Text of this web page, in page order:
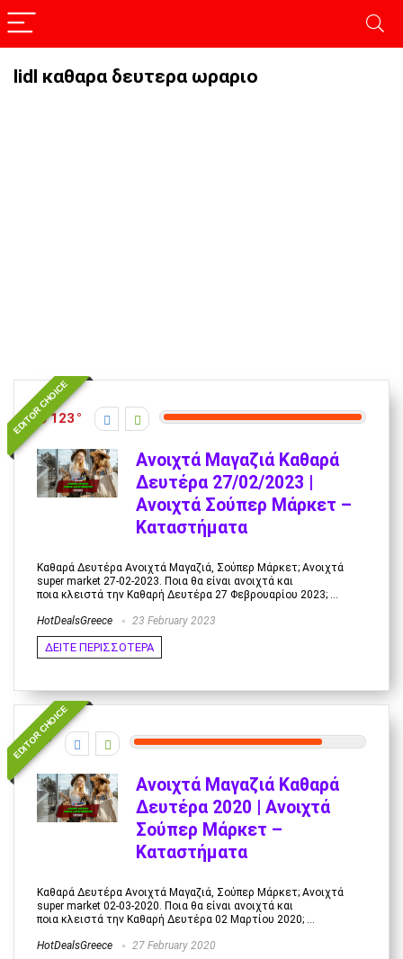
lidl καθαρα δευτερα ωραριο
EDITOR CHOICE
123
Ανοιχτά Μαγαζιά Καθαρά
Δευτέρα 27/02/2023 |
Ανοιχτά Σούπερ Μάρκετ –
Καταστήματα
Καθαρά Δευτέρα Ανοιχτά Μαγαζιά, Σούπερ Μάρκετ; Ανοιχτά
super market 27-02-2023. Ποια θα είναι ανοιχτά και
ποια κλειστά την Καθαρή Δευτέρα 27 Φεβρουαρίου 2023; ...
HotDealsGreece 23 February 2023
ΔΕΙΤΕ ΠΕΡΙΣΣΟΤΕΡΑ
EDITOR CHOICE
8
Ανοιχτά Μαγαζιά Καθαρά
Δευτέρα 2020 | Ανοιχτά
Σούπερ Μάρκετ –
Καταστήματα
Καθαρά Δευτέρα Ανοιχτά Μαγαζιά, Σούπερ Μάρκετ; Ανοιχτά
super market 02-03-2020. Ποια θα είναι ανοιχτά και
ποια κλειστά την Καθαρή Δευτέρα 02 Μαρτίου 2020; ...
HotDealsGreece 27 February 2020